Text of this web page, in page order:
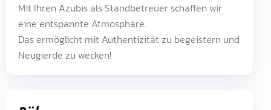
Mit Ihren Azubis als Standbetreuer schaffen wir
eine entspannte Atmosphäre.
Das ermöglicht mit Authentizität zu begeistern und
Neugierde zu wecken!